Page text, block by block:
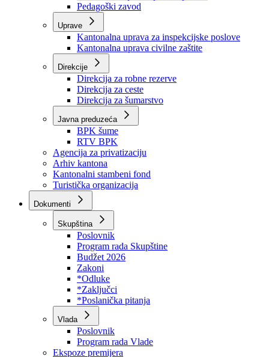
Zavod zdravstvenog osiguranja
Zavod za javno zdravstvo
Zavod za besplatnu pravnu pomoć
Pedagoški zavod
Kantonalna uprava za inspekcijske poslove
Kantonalna uprava civilne zaštite
Direkcije
Direkcija za robne rezerve
Direkcija za ceste
Direkcija za šumarstvo
Javna preduzeća
BPK šume
RTV BPK
Agencija za privatizaciju
Arhiv kantona
Kantonalni stambeni fond
Turistička organizacija
Dokumenti
Skupština
Poslovnik
Program rada Skupštine
Budžet 2026
Zakoni
*Odluke
*Zaključci
*Poslanička pitanja
Vlada